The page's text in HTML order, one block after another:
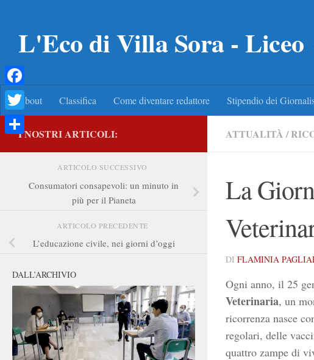
L'Eco di Villa Sora - Liceo
About Classifica Come diventare redattore Stipendio dei
ATTUALITÀ /
La
DI FLAMINIA
Ogni anno, il 25
Veterinaria, un
ricorrenza nasce
regolari, delle
quattro zampe di
I NOSTRI ARTICOLI:
ARTICOLO SUCCESSIVO
Consumatori consapevoli: un minuto in
più per il Pianeta
ARTICOLO PRECEDENTE
L’educazione civile, nei giorni d’oggi
DALL’ARCHIVIO
Facebook
Twitter